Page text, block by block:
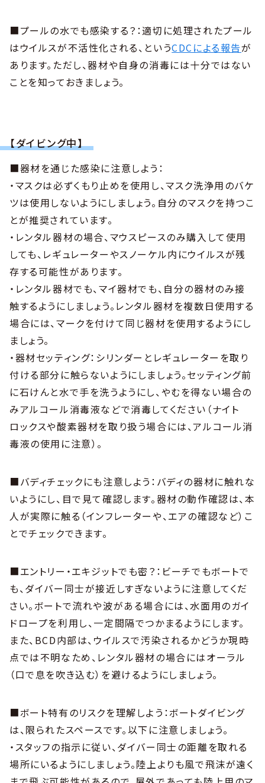
■プールの水でも感染する？：適切に処理されたプール
はウイルスが不活性化される、というCDCによる報告が
あります。ただし、器材や自身の消毒には十分ではない
ことを知っておきましょう。
【ダイビング中】
■器材を通じた感染に注意しよう：
・マスクは必ずくもり止めを使用し、マスク洗浄用のバケ
ツは使用しないようにしましょう。自分のマスクを持つこ
とが推奨されています。
・レンタル器材の場合、マウスピースのみ購入して使用
しても、レギュレーターやスノーケル内にウイルスが残
存する可能性があります。
・レンタル器材でも、マイ器材でも、自分の器材のみ接
触するようにしましょう。レンタル器材を複数日使用する
場合には、マークを付けて同じ器材を使用するようにし
ましょう。
・器材セッティング：シリンダーとレギュレーターを取り
付ける部分に触らないようにしましょう。セッティング前
に石けんと水で手を洗うようにし、やむを得ない場合の
みアルコール消毒液などで消毒してください（ナイト
ロックスや酸素器材を取り扱う場合には、アルコール消
毒液の使用に注意）。
■バディチェックにも注意しよう：バディの器材に触れな
いようにし、目で見て確認します。器材の動作確認は、本
人が実際に触る（インフレーターや、エアの確認など）こ
とでチェックできます。
■エントリー・エキジットでも密？：ビーチでもボートで
も、ダイバー同士が接近しすぎないように注意してくだ
さい。ボートで流れや波がある場合には、水面用のガイ
ドロープを利用し、一定間隔でつかまるようにします。
また、BCD内部は、ウイルスで汚染されるかどうか現時
点では不明なため、レンタル器材の場合にはオーラル
（口で息を吹き込む）を避けるようにしましょう。
■ボート特有のリスクを理解しよう：ボートダイビング
は、限られたスペースです。以下に注意しましょう。
・スタッフの指示に従い、ダイバー同士の距離を取れる
場所にいるようにしましょう。陸上よりも風で飛沫が遠く